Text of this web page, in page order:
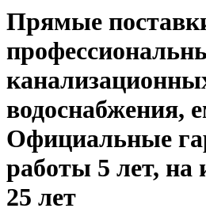
Прямые
водоснабжения,
Официальные
работы 5 лет, на
25 лет